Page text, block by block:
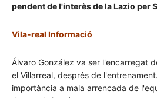
pendent de l'interès de la Lazio per
Vila-real Informació
Álvaro González va ser l'encarregat
el Villarreal, després de
importància a mala arrencada de